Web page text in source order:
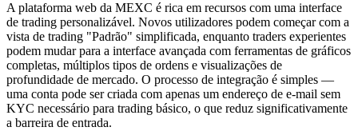
A plataforma web da MEXC é rica em recursos com uma interface
de trading personalizável. Novos utilizadores podem começar com a
vista de trading "Padrão" simplificada, enquanto traders experientes
podem mudar para a interface avançada com ferramentas de gráficos
completas, múltiplos tipos de ordens e visualizações de
profundidade de mercado. O processo de integração é simples —
uma conta pode ser criada com apenas um endereço de e-mail sem
KYC necessário para trading básico, o que reduz significativamente
a barreira de entrada.